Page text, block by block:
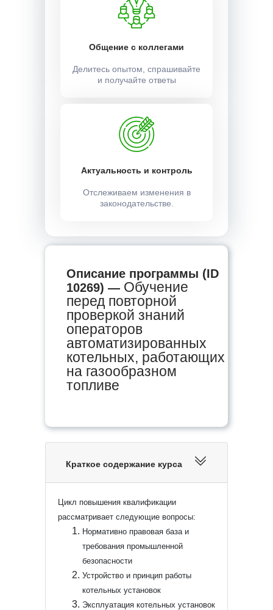
Общение с коллегами
Делитесь опытом, спрашивайте
и получайте ответы
Актуальность и контроль
Отслеживаем изменения в
законодательстве.
Описание программы (ID
10269) — Обучение
перед повторной
проверкой знаний
операторов
автоматизированных
котельных, работающих
на газообразном
топливе
Краткое содержание курса
Цикл повышения квалификации
рассматривает следующие вопросы:
Нормативно правовая база и
требования промышленной
безопасности
Устройство и принцип работы
котельных установок
Эксплуатация котельных установок